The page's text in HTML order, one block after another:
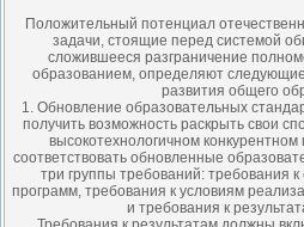
Положительный потенциал
задачи, стоящие перед системой
сложившееся разграничение
образованием, определяют
развития общего
1. Обновление образовательных
получить возможность раскрыть свои
высокотехнологичном
соответствовать обновленные
три группы требований: требования
программ, требования к условиям
и требования к